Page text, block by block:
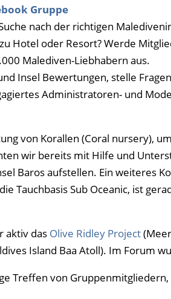
Gruppe
nach der richtigen
Hotel oder Resort? Werde
Malediven-Liebhabern aus.
Insel Bewertungen, stelle
Administratoren- und
von Korallen (Coral nursery),
wir bereits mit Hilfe und
Baros aufstellen. Ein weiteres
Tauchbasis Sub Oceanic, ist
aktiv das Olive Ridley Project
Island Baa Atoll). Im Forum
Treffen von